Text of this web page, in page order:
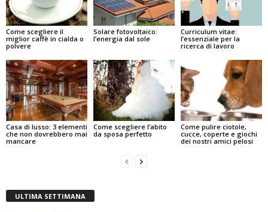
Come scegliere il
miglior caffè in cialda o
polvere
Solare fotovoltaico:
l’energia dal sole
Curriculum vitae:
l’essenziale per la
ricerca di lavoro
Casa di lusso: 3 elementi
che non dovrebbero mai
mancare
Come scegliere l’abito
da sposa perfetto
Come pulire ciotole,
cucce, coperte e giochi
dei nostri amici pelosi
ULTIMA SETTIMANA